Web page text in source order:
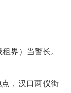
界）当警长。
，汉口两仪街